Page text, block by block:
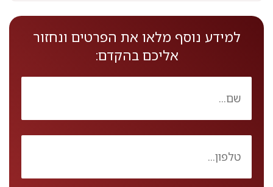
למידע נוסף מלאו את הפרטים ונחזור
אליכם בהקדם: